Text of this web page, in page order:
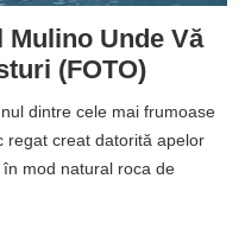
Mulino Unde Vă
(FOTO)
dintre cele mai frumoase
regat creat datorită apelor
mod natural roca de